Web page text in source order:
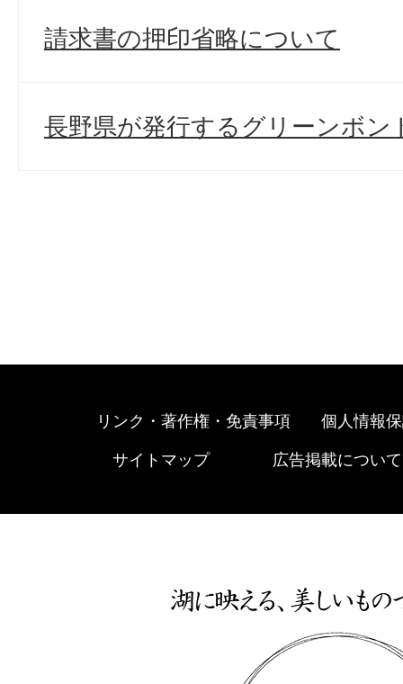
請求書の押印省略について
長野県が発行するグリーンボン
リンク・著作権・免責事項 個人情報
サイトマップ 広告掲載について